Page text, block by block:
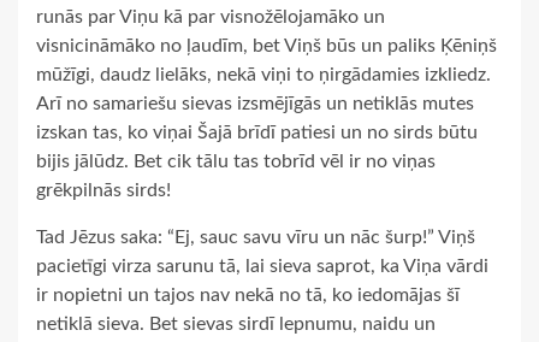
runās par Viņu kā par visnožēlojamāko un
visnicināmāko no ļaudīm, bet Viņš būs un paliks Ķēniņš
mūžīgi, daudz lielāks, nekā viņi to ņirgādamies izkliedz.
Arī no samariešu sievas izsmējīgās un netiklās mutes
izskan tas, ko viņai Šajā brīdī patiesi un no sirds būtu
bijis jālūdz. Bet cik tālu tas tobrīd vēl ir no viņas
grēkpilnās sirds!
Tad Jēzus saka: “Ej, sauc savu vīru un nāc šurp!” Viņš
pacietīgi virza sarunu tā, lai sieva saprot, ka Viņa vārdi
ir nopietni un tajos nav nekā no tā, ko iedomājas šī
netiklā sieva. Bet sievas sirdī lepnumu, naidu un